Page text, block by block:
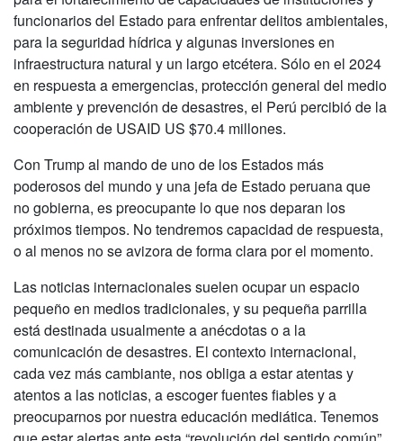
funcionarios del Estado para enfrentar delitos ambientales,
para la seguridad hídrica y algunas inversiones en
infraestructura natural y un largo etcétera. Sólo en el 2024
en respuesta a emergencias, protección general del medio
ambiente y prevención de desastres, el Perú percibió de la
cooperación de USAID US $70.4 millones.
Con Trump al mando de uno de los Estados más
poderosos del mundo y una jefa de Estado peruana que
no gobierna, es preocupante lo que nos deparan los
próximos tiempos. No tendremos capacidad de respuesta,
o al menos no se avizora de forma clara por el momento.
Las noticias internacionales suelen ocupar un espacio
pequeño en medios tradicionales, y su pequeña parrilla
está destinada usualmente a anécdotas o a la
comunicación de desastres. El contexto internacional,
cada vez más cambiante, nos obliga a estar atentas y
atentos a las noticias, a escoger fuentes fiables y a
preocuparnos por nuestra educación mediática. Tenemos